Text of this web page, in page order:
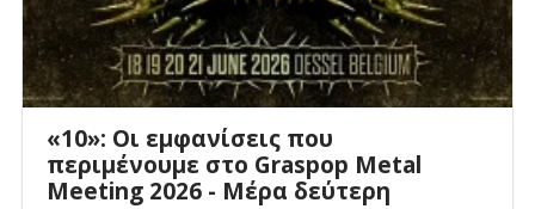
«10»: Οι εμφανίσεις που
περιμένουμε στο Graspop Metal
Meeting 2026 - Μέρα δεύτερη